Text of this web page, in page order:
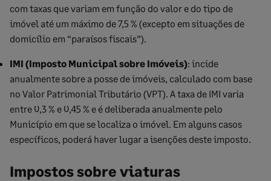
com taxas que variam em função do valor e do tipo de
imóvel até um máximo de 7,5 % (excepto em situações de
domicílio em “paraísos fiscais”).
IMI (Imposto Municipal sobre Imóveis): incide
anualmente sobre a posse de imóveis, calculado com base
no Valor Patrimonial Tributário (VPT). A taxa de IMI varia
entre 0,3 % e 0,45 % e é deliberada anualmente pelo
Município em que se localiza o imóvel. Em alguns casos
específicos, poderá haver lugar a isenções deste imposto.
Impostos sobre viaturas